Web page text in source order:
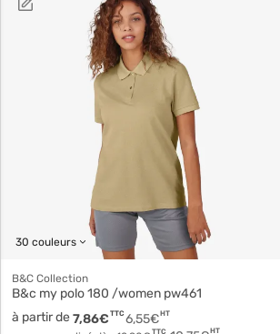
30 couleurs
B&C Collection
B&c my polo 180 /women pw461
à partir de
6,55€HT
7,86€ TTC
TTC HT